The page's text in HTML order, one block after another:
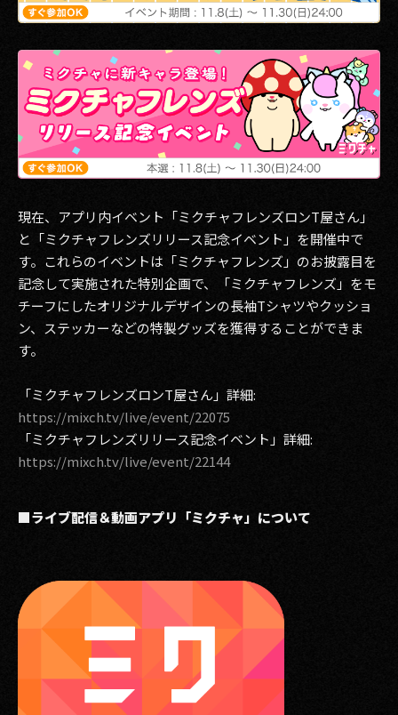
現在、アプリ内イベント「ミクチャフレンズロンT屋さん」
と「ミクチャフレンズリリース記念イベント」を開催中で
す。これらのイベントは「ミクチャフレンズ」のお披露目を
記念して実施された特別企画で、「ミクチャフレンズ」をモ
チーフにしたオリジナルデザインの長袖Tシャツやクッショ
ン、ステッカーなどの特製グッズを獲得することができま
す。
「ミクチャフレンズロンT屋さん」詳細:
https://mixch.tv/live/event/22075
「ミクチャフレンズリリース記念イベント」詳細:
https://mixch.tv/live/event/22144
■ライブ配信＆動画アプリ「ミクチャ」について